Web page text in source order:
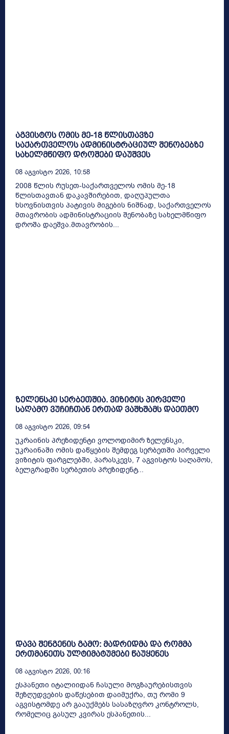
აგვისტოს ომის მე-18 წლისთავზე
საქართველოს ადმინისტრაციულ შენობებზე
სახელმწიფო დროშები დაუშვეს
08 Აგვისტო 2026, 10:58
2008 წლის რუსეთ-საქართველოს ომის მე-18
წლისთავთან დაკავშირებით, დაღუპულთა
ხსოვნისთვის პატივის მიგების ნიშნად, საქართველოს
მთავრობის ადმინისტრაციის შენობაზე სახელმწიფო
დროშა დაეშვა.მთავრობის...
ზელენსკი სერბეთშია. ვიზიტის პირველი
საღამო ვუჩიჩთან ერთად ვაშხშამს დაეთმო
08 Აგვისტო 2026, 09:54
უკრაინის პრეზიდენტი ვოლოდიმირ ზელენსკი,
უკრაინაში ომის დაწყების შემდეგ სერბეთში პირველი
ვიზიტის ფარგლებში, პარასკევს, 7 აგვისტოს საღამოს,
ბელგრადში სერბეთის პრეზიდენტ...
დავა შენგენის გამო: მადრიდმა და რომმა
ერთმანეთს ულტიმატუმები წაუყენეს
08 Აგვისტო 2026, 00:16
ესპანეთი იტალიიდან ჩასული მოგზაურებისთვის
შეზღუდვების დაწესებით დაიმუქრა, თუ რომი 9
აგვისტომდე არ გააუქმებს სასაზღვრო კონტროლს,
რომელიც გასულ კვირას ესპანეთის...